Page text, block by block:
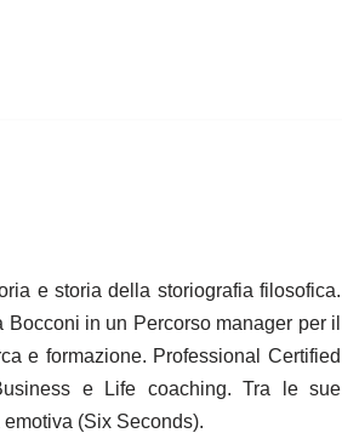
e storia della storiografia filosofica.
in un Percorso manager per il
e formazione. Professional Certified
e Life coaching. Tra le sue
(Six Seconds).